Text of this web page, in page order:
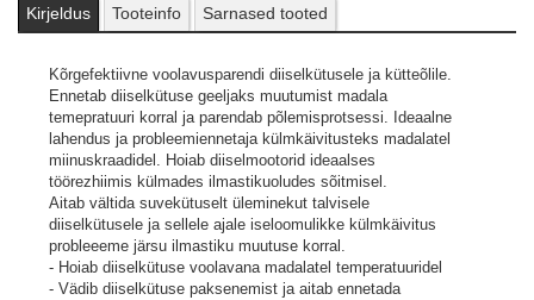
madalate miinustemeperatuuride korral.
Kasutusjuhend:
langeb 0 °C allapoole.
Parandab külma kaitset kuni*:
1 : 1000 - 3 °C (pudelitäis 300 ltr kütuse kohta)
1 : 500 - 6 °C (pudelitäis 150 ltr kütuse kohta)
1 : 200 -12 °C (pudelitäis 60 ltr kütuse kohta)
* tegelik kaitse sõltub diiselkütuse kvaliteedist
Märkus! Pudeli sisu kallata enne tankimist kütusepaaki, et
tankimise käigus tagada parim võimalik segunemine kütusega.
Sobib nii suvise kui talvise diiselkütusega.Pildid ja videod on
Kirjeldus Tooteinfo Sarnased tooted
Kõrgefektiivne voolavusparendi diiselkütusele ja kütteõlile.
Ennetab diiselkütuse geeljaks muutumist madala
temepratuuri korral ja parendab põlemisprotsessi. Ideaalne
lahendus ja probleemiennetaja külmkäivitusteks madalatel
miinuskraadidel. Hoiab diiselmootorid ideaalses
töörezhiimis külmades ilmastikuoludes sõitmisel.
Aitab vältida suvekütuselt üleminekut talvisele
diiselkütusele ja sellele ajale iseloomulikke külmkäivitus
probleeeme järsu ilmastiku muutuse korral.
- Hoiab diiselkütuse voolavana madalatel temperatuuridel
- Vädib diiselkütuse paksenemist ja aitab ennetada